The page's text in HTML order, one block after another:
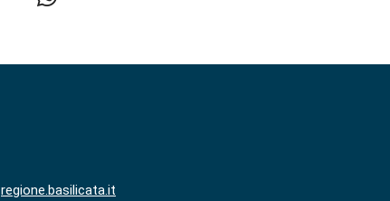
regione.basilicata.it